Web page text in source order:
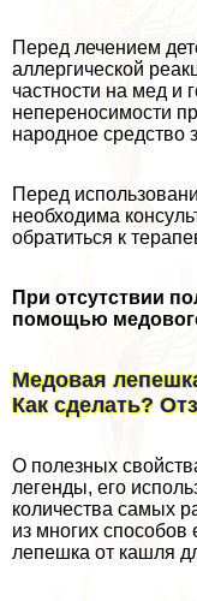
Перед лечением
аллергической
частности на мед и
непереносимости
народное средство
Перед
необходима
обратиться к
При отсутствии
помощью
Медовая
Как сделать?
О полезных
легенды, его
количества самых
из многих
лепешка от кашля